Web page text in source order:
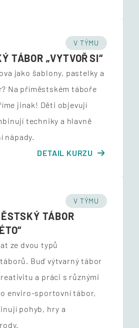
V TÝMU
TÁBOR „VYTVOŘ SI“
jako šablony, pastelky a
Na příměstském táboře
jinak! Děti objevují
techniky a hlavně
nápady.
DETAIL KURZU
V TÝMU
TÁBOR
ze dvou typů
Buď výtvarný tábor
a práci s různými
enviro-sportovní tábor,
pohyb, hry a